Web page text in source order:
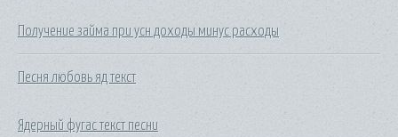
Получение займа при усн доходы минус расходы
Песня любовь яд текст
Ядерный фугас текст песни